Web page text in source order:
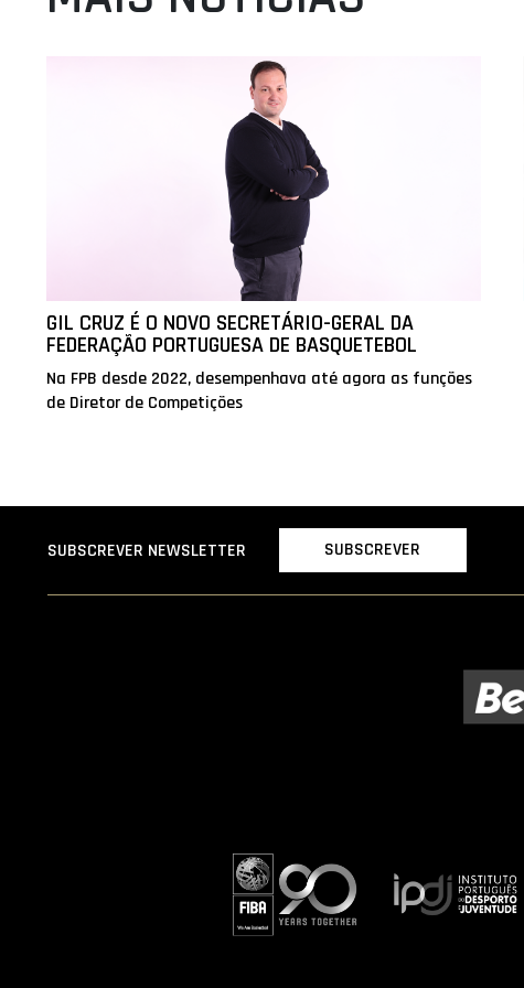
GIL CRUZ É O NOVO SECRETÁRIO-GERAL DA
FEDERAÇÃO PORTUGUESA DE BASQUETEBOL
Na FPB desde 2022, desempenhava até agora as funções
de Diretor de Competições
SUBSCREVER NEWSLETTER SUBSCREVER